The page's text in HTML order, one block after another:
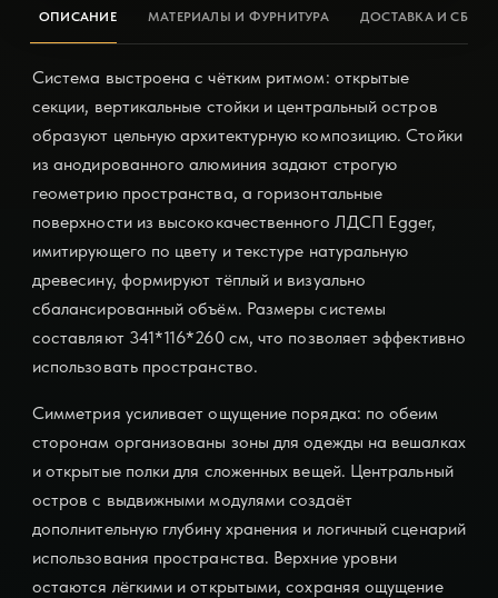
ОПИСАНИЕ МАТЕРИАЛЫ И ФУРНИТУРА ДОСТАВКА И
Система выстроена с чётким ритмом: открытые
секции, вертикальные стойки и центральный остров
образуют цельную архитектурную композицию. Стойки
из анодированного алюминия задают строгую
геометрию пространства, а горизонтальные
поверхности из высококачественного ЛДСП Egger,
имитирующего по цвету и текстуре натуральную
древесину, формируют тёплый и визуально
сбалансированный объём. Размеры системы
составляют 341*116*260 см, что позволяет эффективно
использовать пространство.
Симметрия усиливает ощущение порядка: по обеим
сторонам организованы зоны для одежды на вешалках
и открытые полки для сложенных вещей. Центральный
остров с выдвижными модулями создаёт
дополнительную глубину хранения и логичный сценарий
использования пространства. Верхние уровни
остаются лёгкими и открытыми, сохраняя ощущение